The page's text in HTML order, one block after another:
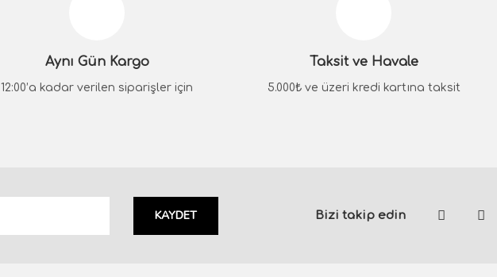
Aynı Gün Kargo
12:00’a kadar verilen siparişler için
Taksit ve Havale
5.000₺ ve üzeri kredi kartına taksit
KAYDET Bizi takip edin